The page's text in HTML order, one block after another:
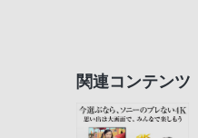
関連コンテンツ